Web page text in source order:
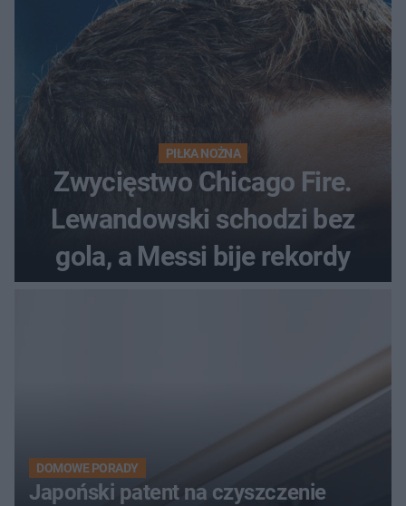
PIŁKA NOŻNA
Zwycięstwo Chicago Fire.
Lewandowski schodzi bez
gola, a Messi bije rekordy
DOMOWE PORADY
Japoński patent na czyszczenie